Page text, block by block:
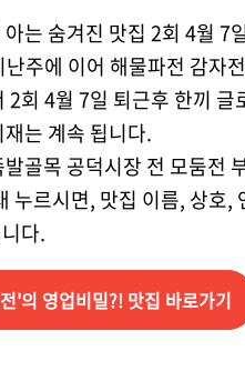
는 숨겨진 맛집 2회 4월 7
주에 이어 해물파전 감자
회 4월 7일 퇴근후 한끼 글
는 계속 됩니다.
골목 공덕시장 전 모둠전
누르시면, 맛집 이름, 상호,
다.
'의 영업비밀?! 맛집 바로가기